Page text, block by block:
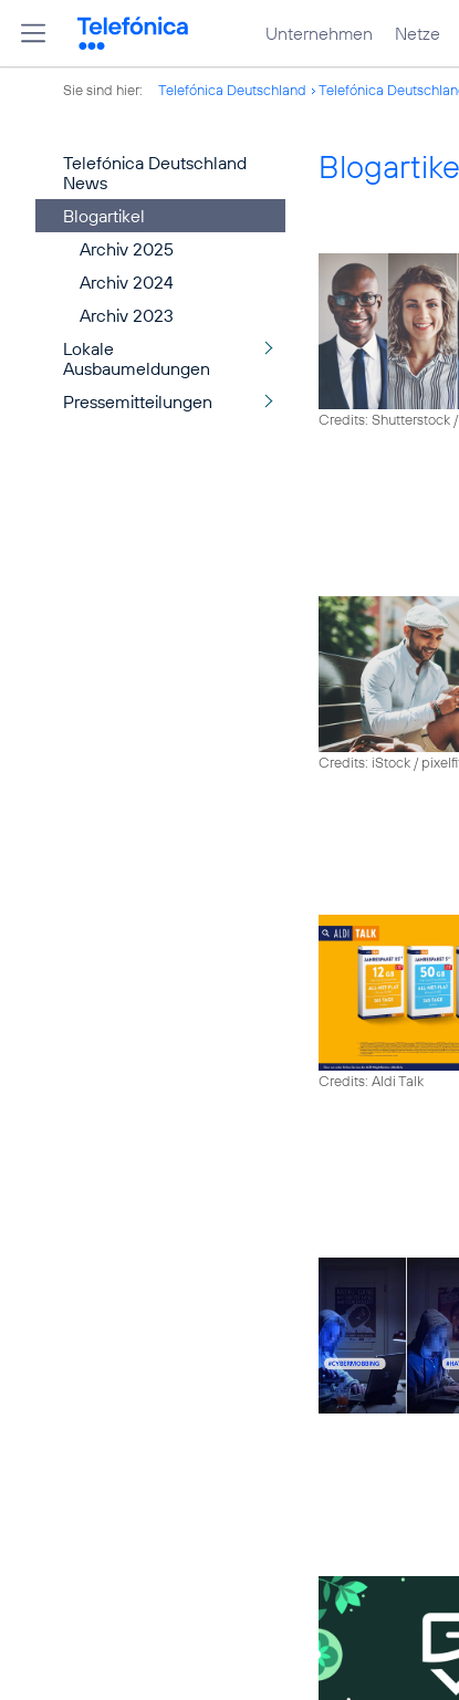
Unternehmen Netze
Sie sind hier: Telefónica Deutschland Telefónica
Telefónica Deutschland
News
Blogartikel
Archiv 2025
Archiv 2024
Archiv 2023
Lokale
Ausbaumeldungen
Pressemitteilungen
Credits: Shutterstock
Credits: iStock /
Credits: Aldi Talk